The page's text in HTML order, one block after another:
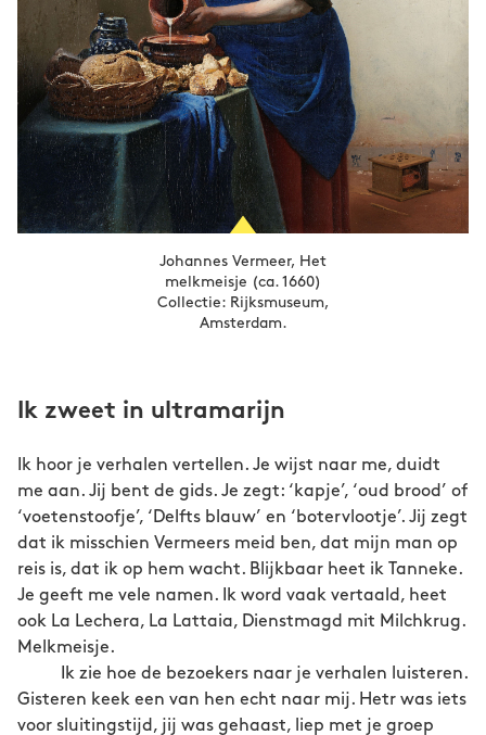
Johannes Vermeer, Het
melkmeisje (ca. 1660)
Collectie: Rijksmuseum,
Amsterdam.
Ik zweet in ultramarijn
Ik hoor je verhalen vertellen. Je wijst naar me, duidt
me aan. Jij bent de gids. Je zegt: ‘kapje’, ‘oud brood’ of
‘voetenstoofje’, ‘Delfts blauw’ en ‘botervlootje’. Jij zegt
dat ik misschien Vermeers meid ben, dat mijn man op
reis is, dat ik op hem wacht. Blijkbaar heet ik Tanneke.
Je geeft me vele namen. Ik word vaak vertaald, heet
ook La Lechera, La Lattaia, Dienstmagd mit Milchkrug.
Melkmeisje.
Ik zie hoe de bezoekers naar je verhalen luisteren.
Gisteren keek een van hen echt naar mij. Hetr was iets
voor sluitingstijd, jij was gehaast, liep met je groep